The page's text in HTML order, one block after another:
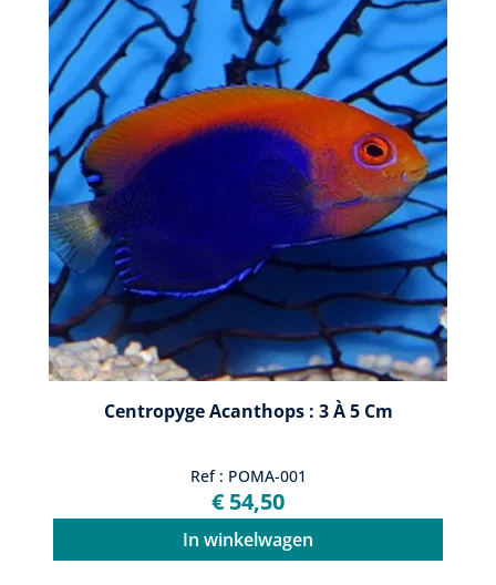
Centropyge Acanthops : 3 À 5 Cm
Ref : POMA-001
€ 54,50
In winkelwagen